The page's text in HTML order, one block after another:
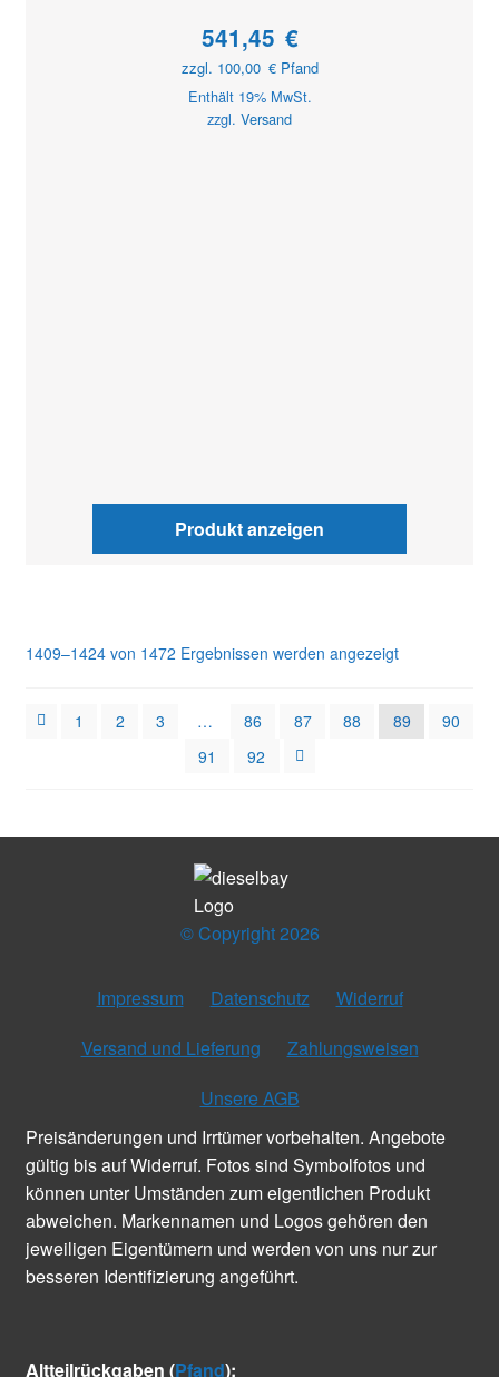
541,45 €
zzgl. 100,00 €Pfand
Enthält 19% MwSt.
zzgl. Versand
Produkt anzeigen
1409–1424 von 1472 Ergebnissen werden angezeigt
1 2 3 … 86 87 88 89
90
91
92
© Copyright 2026
Impressum Datenschutz
Widerruf
Versand und Lieferung
Zahlungsweisen
Unsere AGB
Preisänderungen und Irrtümer vorbehalten. Angebote
gültig bis auf Widerruf. Fotos sind Symbolfotos und
können unter Umständen zum eigentlichen Produkt
abweichen. Markennamen und Logos gehören den
jeweiligen Eigentümern und werden von uns nur zur
besseren Identifizierung angeführt.
Altteilrückgaben (Pfand):